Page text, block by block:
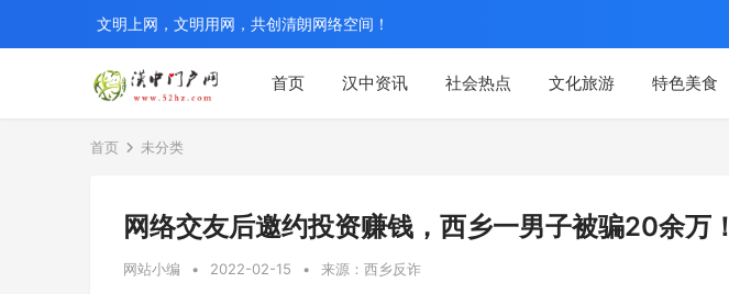
首页 汉中资讯 社会热点 文化旅游 特色美食
文明上网，文明用网，共创清朗网络空间！
首页 未分类
网络交友后邀约投资赚钱，西乡一男子被骗20余万！
网站小编 • 2022-02-15 • 来源：西乡反诈